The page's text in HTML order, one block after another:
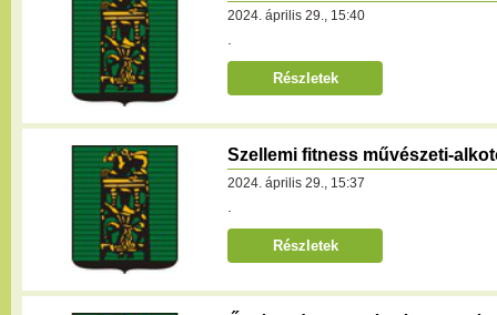
2024. április 29., 15:40
Részletek
Szellemi fitness művészeti-
2024. április 29., 15:37
Részletek